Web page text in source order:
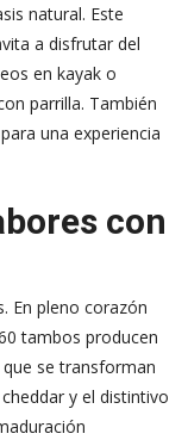
natural. Este
a disfrutar del
en kayak o
parrilla. También
una experiencia
con
En pleno corazón
tambos producen
se transforman
y el distintivo